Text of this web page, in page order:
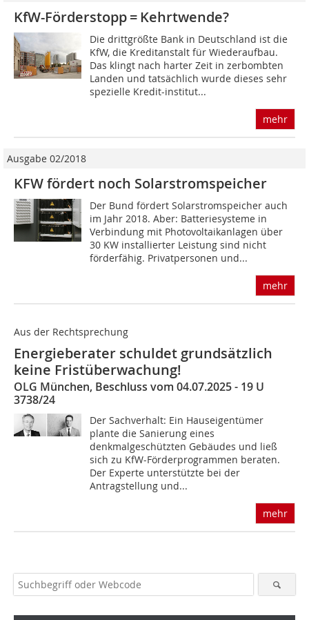
KfW-Förderstopp = Kehrtwende?
Die drittgrößte Bank in Deutschland ist die
KfW, die Kreditanstalt für Wiederaufbau.
Das klingt nach harter Zeit in zerbombten
Landen und tatsächlich wurde dieses sehr
spezielle Kredit-institut...
mehr
Ausgabe 02/2018
KFW fördert noch Solarstromspeicher
Der Bund fördert Solarstromspeicher auch
im Jahr 2018. Aber: Batteriesysteme in
Verbindung mit Photovoltaikanlagen über
30 KW installierter Leistung sind nicht
förderfähig. Privatpersonen und...
mehr
Aus der Rechtsprechung
Energieberater schuldet grundsätzlich
keine Fristüberwachung!
OLG München, Beschluss vom 04.07.2025 - 19 U
3738/24
Der Sachverhalt: Ein Hauseigentümer
plante die Sanierung eines
denkmalgeschützten Gebäudes und ließ
sich zu KfW-Förderprogrammen beraten.
Der Experte unterstützte bei der
Antragstellung und...
mehr